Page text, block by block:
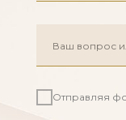
Отправляя